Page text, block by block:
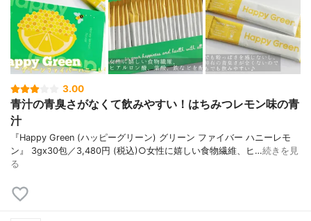
3.00
青汁の青臭さがなくて飲みやすい！はちみつレモン味の青
汁
『Happy Green (ハッピーグリーン) グリーン ファイバー ハニーレモ
ン』 3gx30包／3,480円 (税込)○女性に嬉しい食物繊維、ヒ…続きを見
る